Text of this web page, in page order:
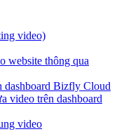
video)
website thông qua
dashboard Bizfly Cloud
video trên dashboard
video